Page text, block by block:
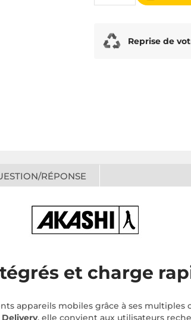
Reprise de
RÉPONSE
et charge
appareils mobiles grâce à ses
Delivery, elle convient aux utilisateurs